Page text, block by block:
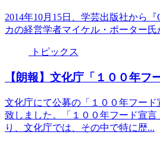
2014年10月15日、学芸出版社から
カの経営学者マイケル・ポーター氏
トピックス
【朗報】文化庁「１００年フ
文化庁にて公募の「１００年フー
致しました。「１００年フード宣
り、文化庁では、その中で特に歴...